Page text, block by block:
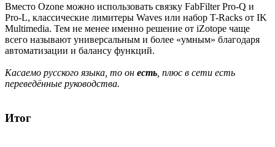
Вместо Ozone можно использовать связку FabFilter Pro-Q и
Pro-L, классические лимитеры Waves или набор T-Racks от IK
Multimedia. Тем не менее именно решение от iZotope чаще
всего называют универсальным и более «умным» благодаря
автоматизации и балансу функций.
Касаемо русского языка, то он есть , плюс в сети есть
переведённые руководства.
Итог